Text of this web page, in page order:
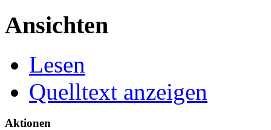
Ansichten
Lesen
Quelltext anzeigen
Aktionen